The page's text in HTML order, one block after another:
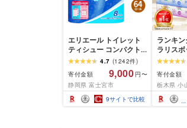
エリエール トイレット
ティシュー コンパクト
シングル [個数が選べ
る:16・32・64 ロール]
1.5倍巻 82.5m トイレッ
トペーパー シングル パ
ルプ100% 香りつき 日用
品 消耗品 備蓄 ふるさと
4.7 (1242件)
寄付金額
9,000 円〜
静岡県 富士宮市
9サイトで比較
ランキ
ラリス
ュ60箱
枚))(5個
ティッ
ペーパー
生活用
送不可
寄付金額
栃木県 小